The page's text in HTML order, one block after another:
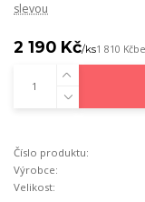
slevou
2 190 Kč/ks1 810 Kč
Číslo produktu:
Výrobce:
Velikost: